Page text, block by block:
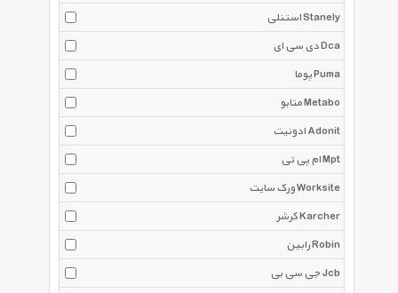
استنلی Stanely
دی سی ای Dca
پوما Puma
متابو Metabo
ادونیت Adonit
ام پی تی Mpt
ورک سایت Worksite
کرشر Karcher
رابین Robin
جی سی بی Jcb